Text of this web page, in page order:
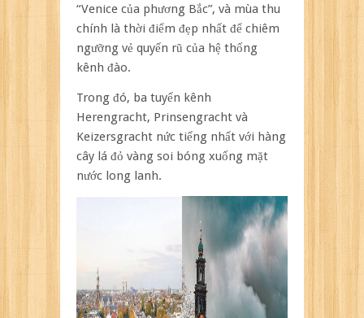
“Venice của phương Bắc”, và mùa thu
chính là thời điểm đẹp nhất để chiêm
ngưỡng vẻ quyến rũ của hệ thống
kênh đào.
Trong đó, ba tuyến kênh
Herengracht, Prinsengracht và
Keizersgracht nức tiếng nhất với hàng
cây lá đỏ vàng soi bóng xuống mặt
nước long lanh.